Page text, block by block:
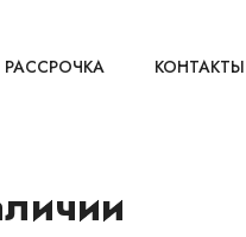
РАССРОЧКА КОНТАКТЫ